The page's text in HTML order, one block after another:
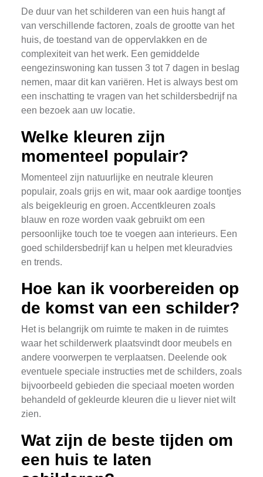
De duur van het schilderen van een huis hangt af
van verschillende factoren, zoals de grootte van het
huis, de toestand van de oppervlakken en de
complexiteit van het werk. Een gemiddelde
eengezinswoning kan tussen 3 tot 7 dagen in beslag
nemen, maar dit kan variëren. Het is always best om
een inschatting te vragen van het schildersbedrijf na
een bezoek aan uw locatie.
Welke kleuren zijn
momenteel populair?
Momenteel zijn natuurlijke en neutrale kleuren
populair, zoals grijs en wit, maar ook aardige toontjes
als beigekleurig en groen. Accentkleuren zoals
blauw en roze worden vaak gebruikt om een
persoonlijke touch toe te voegen aan interieurs. Een
goed schildersbedrijf kan u helpen met kleuradvies
en trends.
Hoe kan ik voorbereiden op
de komst van een schilder?
Het is belangrijk om ruimte te maken in de ruimtes
waar het schilderwerk plaatsvindt door meubels en
andere voorwerpen te verplaatsen. Deelende ook
eventuele speciale instructies met de schilders, zoals
bijvoorbeeld gebieden die speciaal moeten worden
behandeld of gekleurde kleuren die u liever niet wilt
zien.
Wat zijn de beste tijden om
een huis te laten